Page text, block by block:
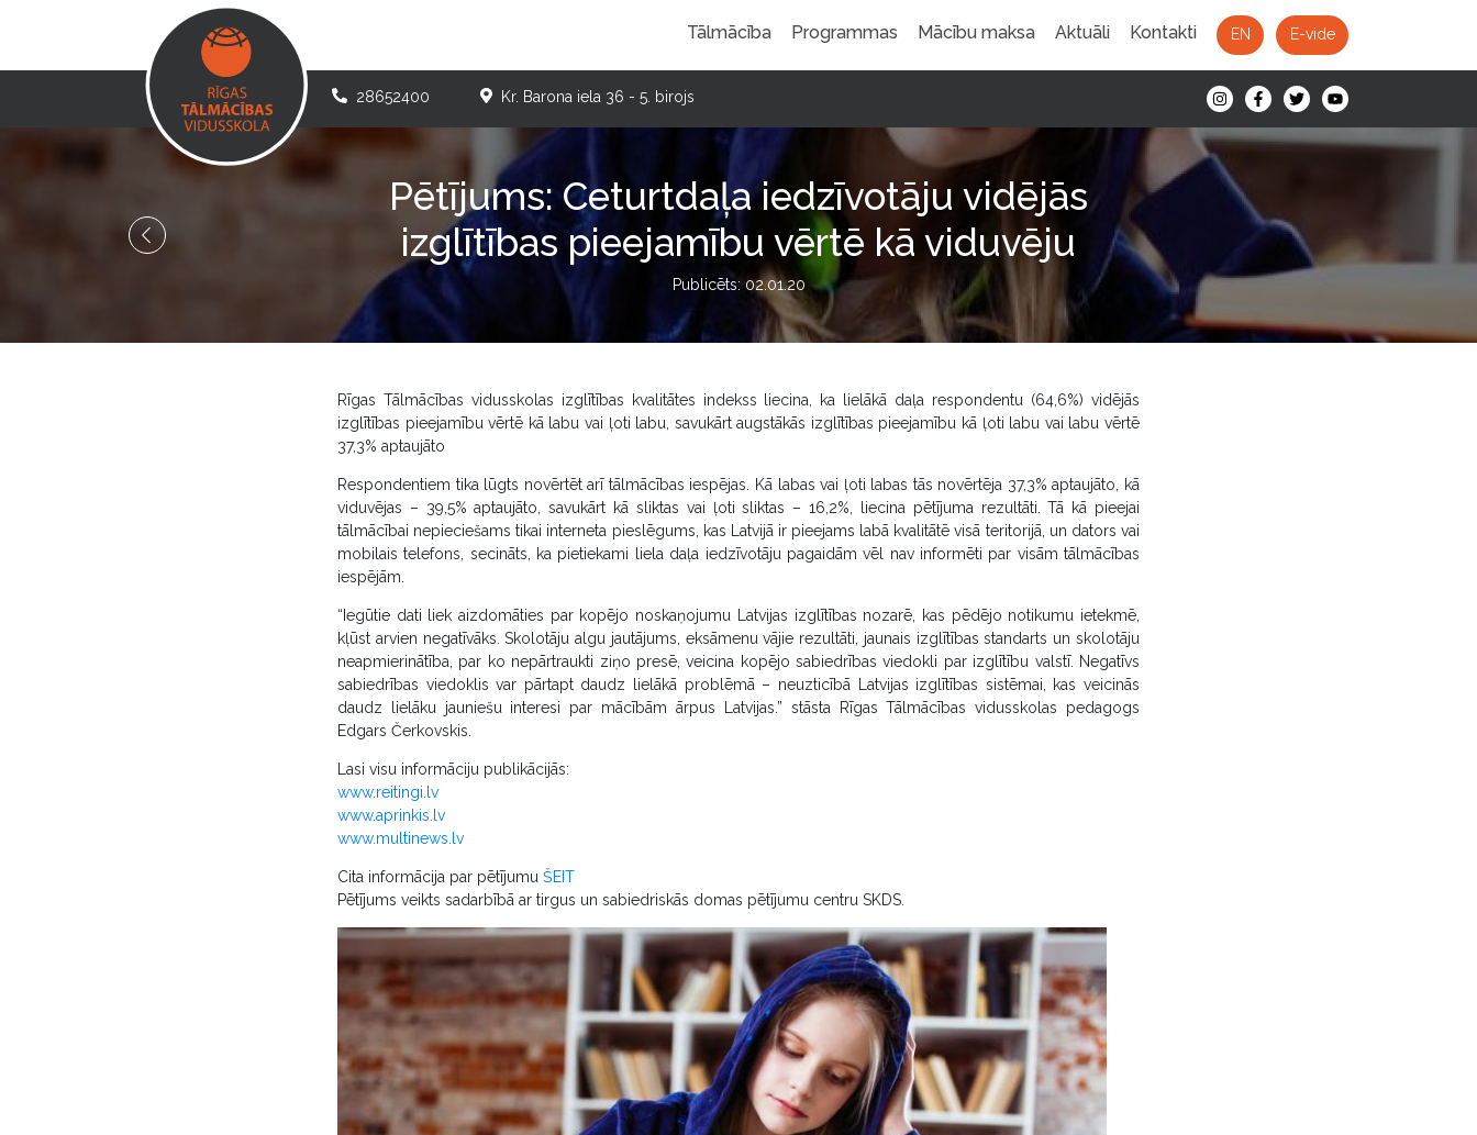
Tālmācība Programmas Mācību maksa Aktuāli Kontakti EN E-vide
28652400 Kr. Barona iela 36 - 5. birojs
Pētījums: Ceturtdaļa iedzīvotāju vidējās
izglītības pieejamību vērtē kā viduvēju
Publicēts: 02.01.20
Rīgas Tālmācības vidusskolas izglītības kvalitātes indekss liecina, ka lielākā daļa respondentu (64,6%) vidējās
izglītības pieejamību vērtē kā labu vai ļoti labu, savukārt augstākās izglītības pieejamību kā ļoti labu vai labu vērtē
37,3% aptaujāto
Respondentiem tika lūgts novērtēt arī tālmācības iespējas. Kā labas vai ļoti labas tās novērtēja 37,3% aptaujāto, kā
viduvējas – 39,5% aptaujāto, savukārt kā sliktas vai ļoti sliktas – 16,2%, liecina pētījuma rezultāti. Tā kā pieejai
tālmācībai nepieciešams tikai interneta pieslēgums, kas Latvijā ir pieejams labā kvalitātē visā teritorijā, un dators vai
mobilais telefons, secināts, ka pietiekami liela daļa iedzīvotāju pagaidām vēl nav informēti par visām tālmācības
iespējām.
“Iegūtie dati liek aizdomāties par kopējo noskaņojumu Latvijas izglītības nozarē, kas pēdējo notikumu ietekmē,
kļūst arvien negatīvāks. Skolotāju algu jautājums, eksāmenu vājie rezultāti, jaunais izglītības standarts un skolotāju
neapmierinātība, par ko nepārtraukti ziņo presē, veicina kopējo sabiedrības viedokli par izglītību valstī. Negatīvs
sabiedrības viedoklis var pārtapt daudz lielākā problēmā – neuzticībā Latvijas izglītības sistēmai, kas veicinās
daudz lielāku jauniešu interesi par mācībām ārpus Latvijas.” stāsta Rīgas Tālmācības vidusskolas pedagogs
Edgars Čerkovskis.
Lasi visu informāciju publikācijās:
www.reitingi.lv
www.aprinkis.lv
www.multinews.lv
Cita informācija par pētījumu ŠEIT
Pētījums veikts sadarbībā ar tirgus un sabiedriskās domas pētījumu centru SKDS.